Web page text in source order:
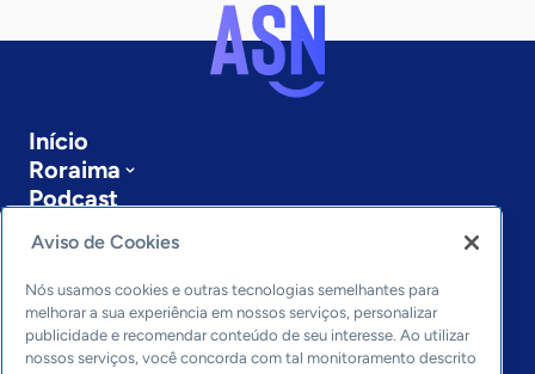
Início
Roraima
Podcast
Sobre a ASN
Últimas notícias
Entre em contato
Editorias
Economia & Política
Aviso de Cookies
Nós usamos cookies e outras tecnologias semelhantes para
melhorar a sua experiência em nossos serviços, personalizar
publicidade e recomendar conteúdo de seu interesse. Ao utilizar
nossos serviços, você concorda com tal monitoramento descrito